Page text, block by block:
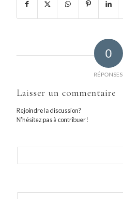
0
RÉPONSES
Laisser un commentaire
Rejoindre la discussion?
N’hésitez pas à contribuer !